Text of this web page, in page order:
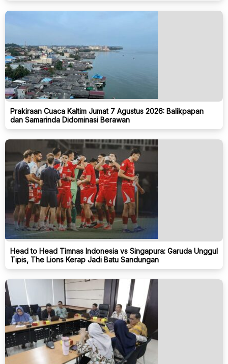
Prakiraan Cuaca Kaltim Jumat 7 Agustus 2026: Balikpapan
dan Samarinda Didominasi Berawan
Head to Head Timnas Indonesia vs Singapura: Garuda Unggul
Tipis, The Lions Kerap Jadi Batu Sandungan